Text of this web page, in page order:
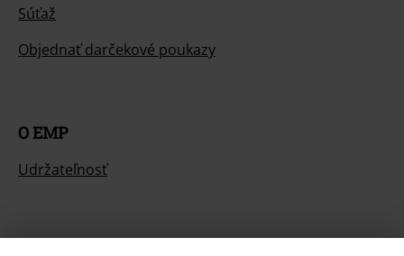
Súťaž
Objednať darčekové poukazy
O EMP
Udržateľnosť